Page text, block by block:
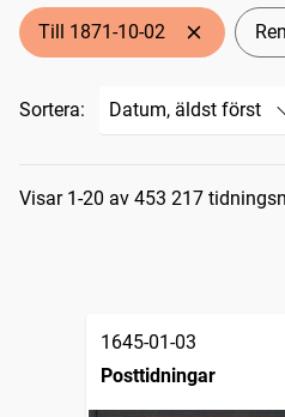
Till 1871-10-02
Sortera:
Sökresultat
Visar 1-20 av 453 217
1645-01-03
Posttidningar